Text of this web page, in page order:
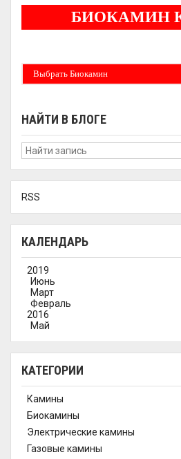
БИОКАМИН
Выбрать Биокамин
НАЙТИ В БЛОГЕ
RSS
КАЛЕНДАРЬ
2019
Июнь
Март
Февраль
2016
Май
КАТЕГОРИИ
Камины
Биокамины
Электрические камины
Газовые камины